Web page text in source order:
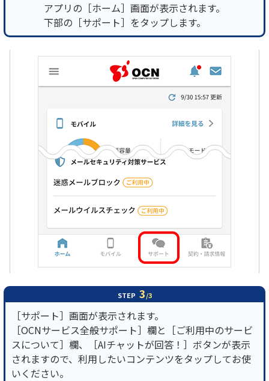
アプリの［ホーム］画面が表示されます。
下部の［サポート］をタップします。
STEP 3/3
［サポート］画面が表示されます。
［OCNサービス全般サポート］欄と［ご利用中のサービ
スについて］欄、［AIチャットが回答！］ボタンが表示
されますので、利用したいコンテンツをタップしてお使
いください。